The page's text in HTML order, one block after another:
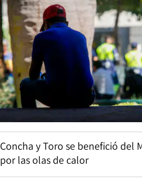
Concha y Toro se benefició del
por las olas de calor